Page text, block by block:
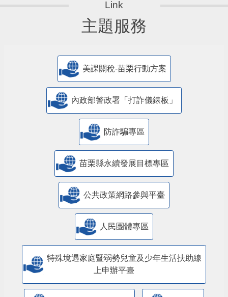
主題服務
美課關稅-苗栗行動方案
內政部警政署「打詐儀錶板」
防詐騙專區
苗栗縣永續發展目標專區
公共政策網路參與平臺
人民團體專區
特殊境遇家庭暨弱勢兒童及少年生活扶助線
上申辦平臺